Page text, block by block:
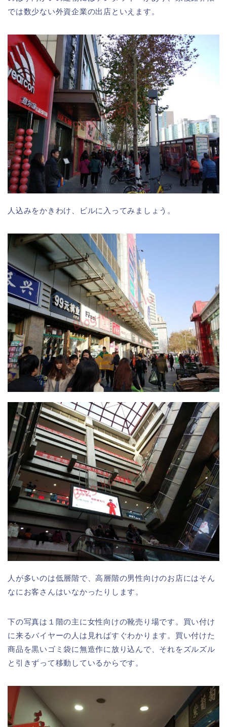
では数少ない外資企業の出店といえます。
人込みをかきわけ、ビルに入ってみましょう。
人が多いのは低層階で、高層階の男性向けのお店にはそん
なにお客さんはいなかったりします。
下の写真は１階の主に女性向けの靴売り場です。買い付け
に来るバイヤーの人は見ればすぐわかります。買い付けた
商品を黒いゴミ袋に無造作に放り込んで、それをズルズル
と引きずって移動しているからです。